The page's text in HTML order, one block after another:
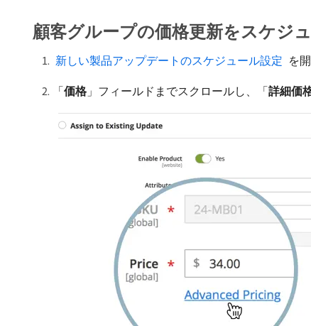
顧客グループの価格更新をスケジ
​ 新しい製品アップデートのスケジュール設定 ​ を
「価格 」フィールドまでスクロールし、「詳細価